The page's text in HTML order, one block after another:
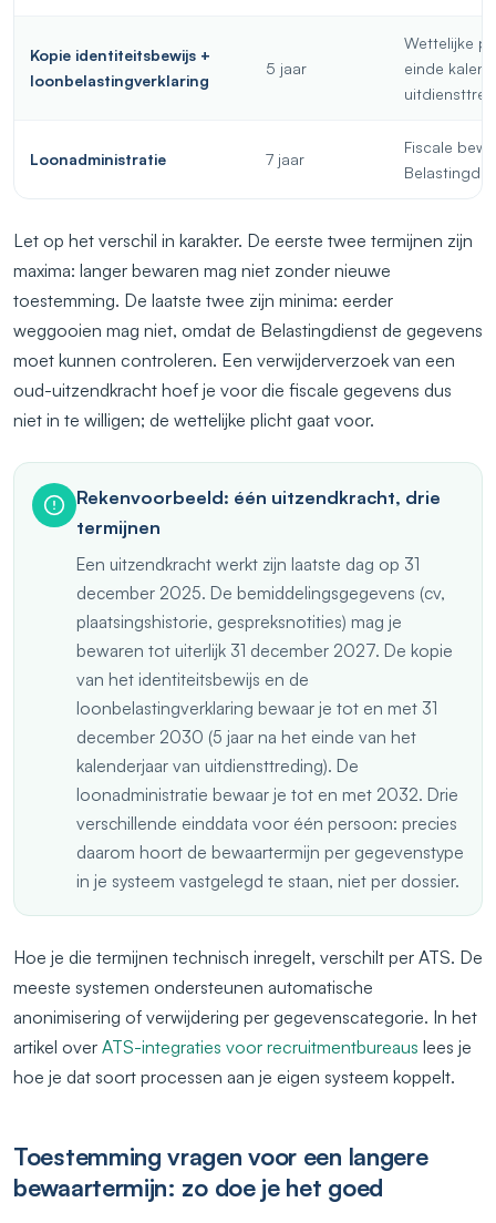
Kopie identiteitsbewijs +
loonbelastingverklaring
5 jaar
Wettelijke
einde
Loonadministratie 7 jaar
Fiscale
Let op het verschil in karakter. De eerste twee termijnen zijn
maxima: langer bewaren mag niet zonder nieuwe
toestemming. De laatste twee zijn minima: eerder
weggooien mag niet, omdat de Belastingdienst de gegevens
moet kunnen controleren. Een verwijderverzoek van een
oud-uitzendkracht hoef je voor die fiscale gegevens dus
niet in te willigen; de wettelijke plicht gaat voor.
Rekenvoorbeeld: één uitzendkracht, drie
termijnen
Een uitzendkracht werkt zijn laatste dag op 31
december 2025. De bemiddelingsgegevens (cv,
plaatsingshistorie, gespreksnotities) mag je
bewaren tot uiterlijk 31 december 2027. De kopie
van het identiteitsbewijs en de
loonbelastingverklaring bewaar je tot en met 31
december 2030 (5 jaar na het einde van het
kalenderjaar van uitdiensttreding). De
loonadministratie bewaar je tot en met 2032. Drie
verschillende einddata voor één persoon: precies
daarom hoort de bewaartermijn per gegevenstype
in je systeem vastgelegd te staan, niet per dossier.
Hoe je die termijnen technisch inregelt, verschilt per ATS. De
meeste systemen ondersteunen automatische
anonimisering of verwijdering per gegevenscategorie. In het
artikel over ATS-integraties voor recruitmentbureaus lees je
hoe je dat soort processen aan je eigen systeem koppelt.
Toestemming vragen voor een langere
bewaartermijn: zo doe je het goed